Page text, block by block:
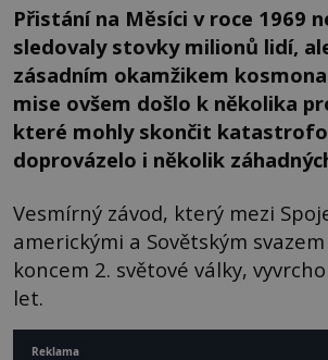
Přistání na Měsíci v roce 1969
sledovaly stovky milionů lidí,
zásadním okamžikem
mise ovšem došlo k několika
které mohly skončit
doprovázelo i několik
Vesmírný závod, který mezi
americkými a Sovětským
koncem 2. světové války,
let.
Reklama